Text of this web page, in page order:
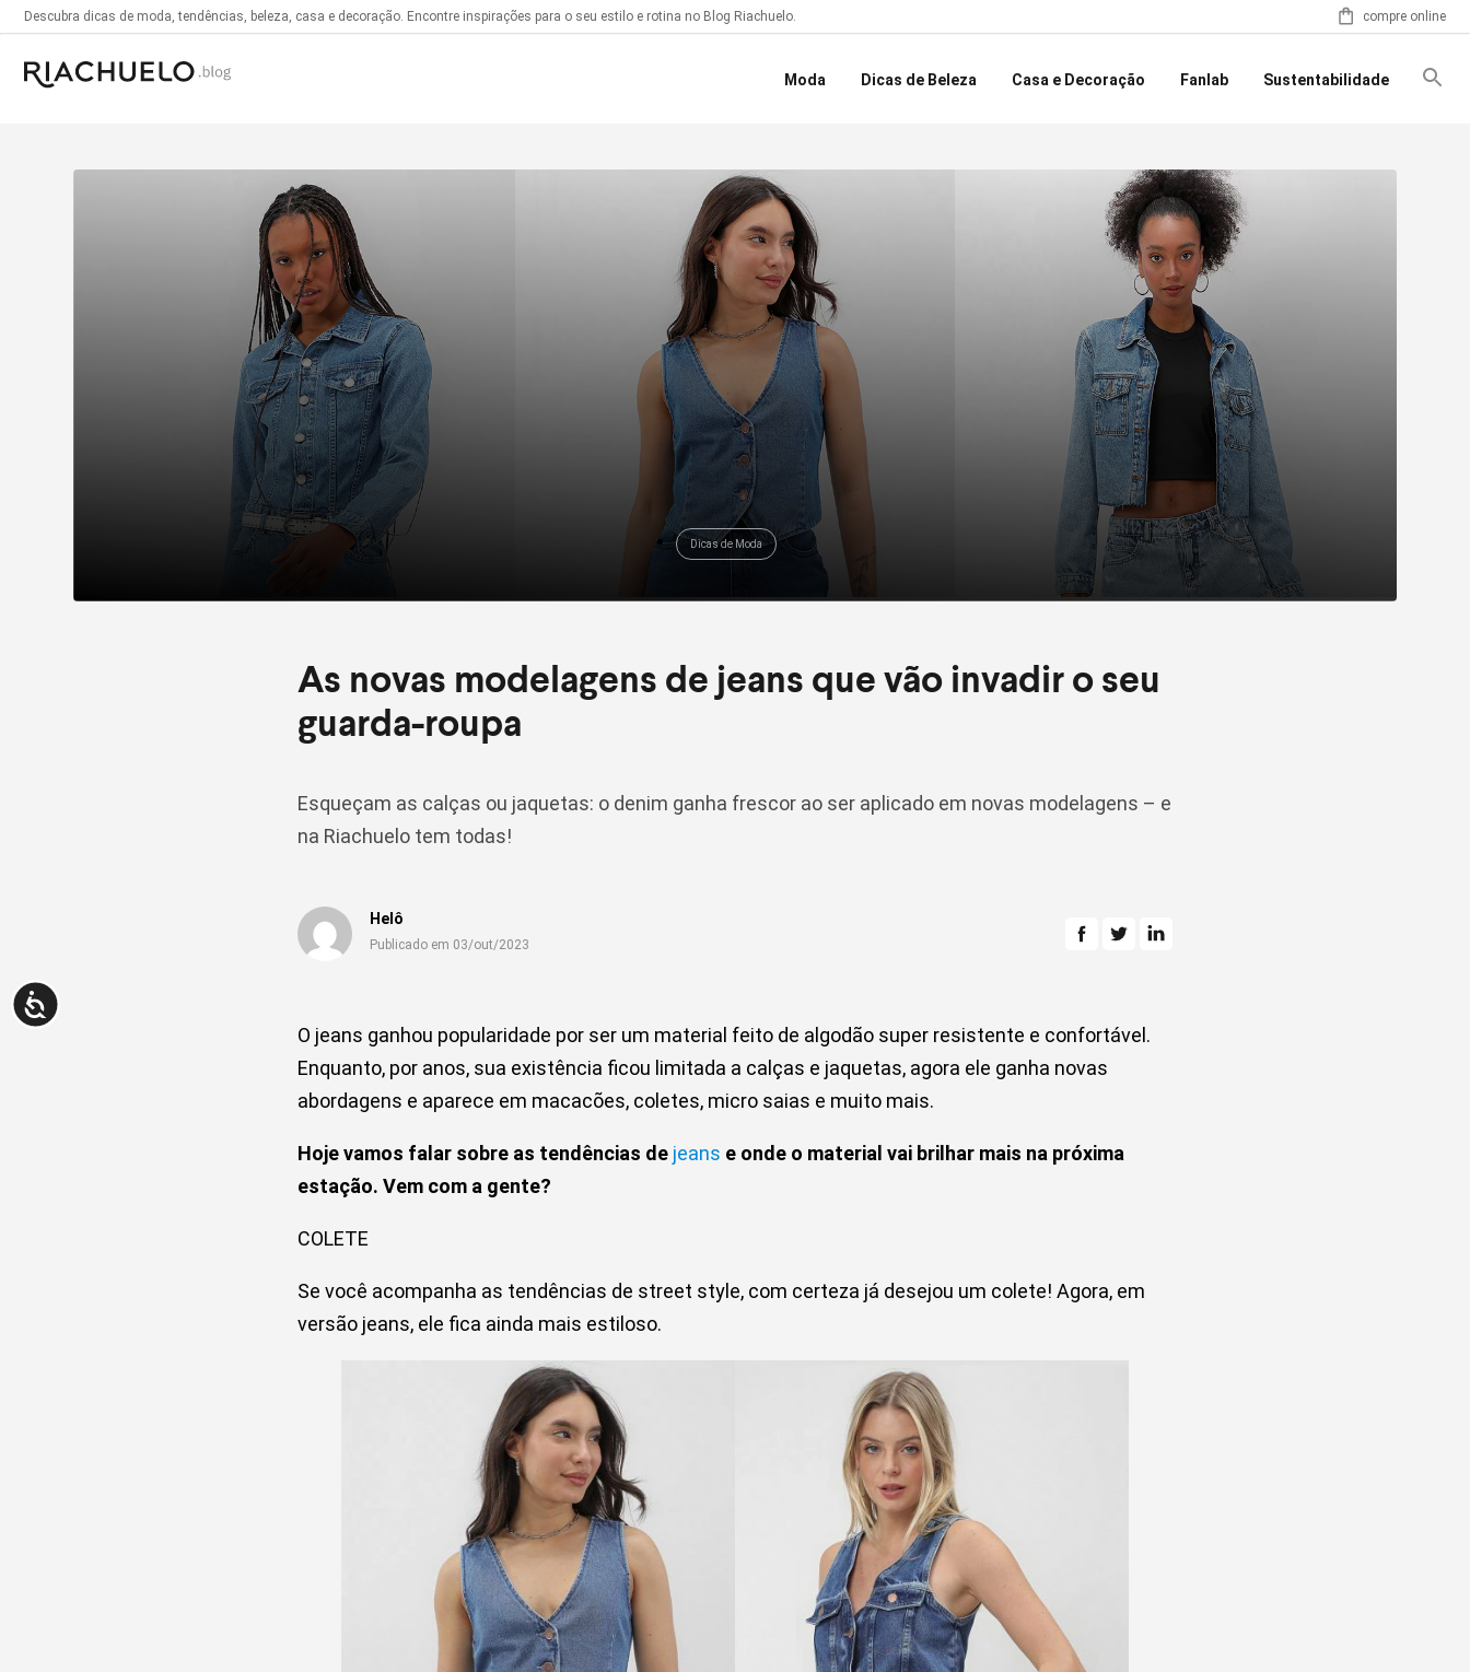
Descubra dicas de moda, tendências, beleza, casa e decoração. Encontre inspirações para o seu estilo e rotina no Blog Riachuelo. compre online
Moda Dicas de Beleza Casa e Decoração Fanlab Sustentabilidade
Dicas de Moda
As novas modelagens de jeans que vão invadir o seu
guarda-roupa
Esqueçam as calças ou jaquetas: o denim ganha frescor ao ser aplicado em novas modelagens – e
na Riachuelo tem todas!
Helô
Publicado em 03/out/2023
O jeans ganhou popularidade por ser um material feito de algodão super resistente e confortável.
Enquanto, por anos, sua existência ficou limitada a calças e jaquetas, agora ele ganha novas
abordagens e aparece em macacões, coletes, micro saias e muito mais.
Hoje vamos falar sobre as tendências de jeans e onde o material vai brilhar mais na próxima
estação. Vem com a gente?
COLETE
Se você acompanha as tendências de street style, com certeza já desejou um colete! Agora, em
versão jeans, ele fica ainda mais estiloso.